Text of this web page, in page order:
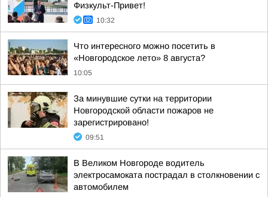
Физкульт-Привет!
10:32
Что интересного можно посетить в
«Новгородское лето» 8 августа?
10:05
За минувшие сутки на территории
Новгородской области пожаров не
зарегистрировано!
09:51
В Великом Новгороде водитель
электросамоката пострадал в столкновении с
автомобилем